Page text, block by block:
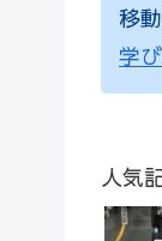
移
学
人気